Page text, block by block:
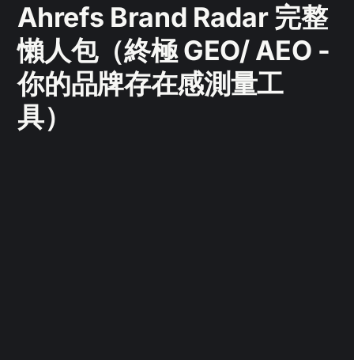
Ahrefs Brand Radar 完整
懶人包（終極 GEO/ AEO -
你的品牌存在感測量工
具）